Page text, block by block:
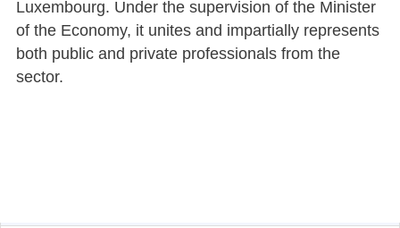
Luxembourg. Under the supervision of the Minister
of the Economy, it unites and impartially represents
both public and private professionals from the
sector.